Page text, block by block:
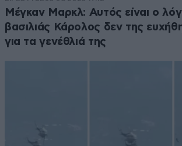
Μέγκαν Μαρκλ: Αυτός είναι ο
βασιλιάς Κάρολος δεν της
για τα γενέθλιά της